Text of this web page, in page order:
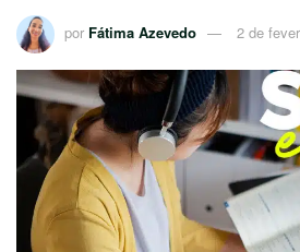
por Fátima Azevedo 2 de